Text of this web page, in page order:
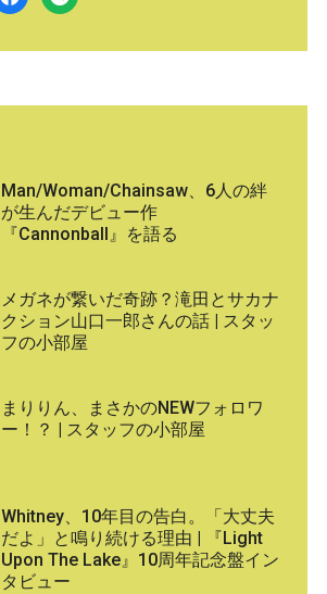
Man/Woman/Chainsaw、6人の絆
が生んだデビュー作
『Cannonball』を語る
メガネが繋いだ奇跡？滝田とサカナ
クション山口一郎さんの話 | スタッ
フの小部屋
まりりん、まさかのNEWフォロワ
ー！？ | スタッフの小部屋
Whitney、10年目の告白。「大丈夫
だよ」と鳴り続ける理由 | 『Light
Upon The Lake』10周年記念盤イン
タビュー